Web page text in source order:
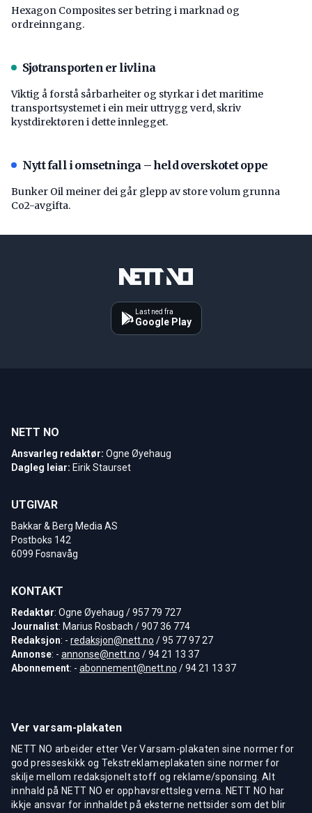
Hexagon Composites ser betring i marknad og
ordreinngang.
Sjøtransporten er livlina
Viktig å forstå ­sårbarheiter og styrkar i det maritime
transport­systemet i ein meir uttrygg verd, skriv
kystdirektøren i dette innlegget.
Nytt fall i omsetninga – held overskotet oppe
Bunker Oil meiner dei går glepp av store volum grunna
Co2-avgifta.
Last ned fra
Google Play
NETT NO
Ansvarleg redaktør: Ogne Øyehaug
Dagleg leiar: Eirik Staurset
UTGIVAR
Bakkar & Berg Media AS
Postboks 142
6099 Fosnavåg
KONTAKT
Redaktør: Ogne Øyehaug / 957 79 727
Journalist: Marius Rosbach / 907 36 774
Redaksjon: - redaksjon@nett.no / 95 77 97 27
Annonse: - annonse@nett.no / 94 21 13 37
Abonnement: - abonnement@nett.no / 94 21 13 37
Ver varsam-plakaten
NETT NO arbeider etter Ver Varsam-plakaten sine normer for
god presseskikk og Tekstreklameplakaten sine normer for
skilje mellom redaksjonelt stoff og reklame/sponsing. Alt
innhald på NETT NO er opphavsrettsleg verna. NETT NO har
ikkje ansvar for innhaldet på eksterne nettsider som det blir